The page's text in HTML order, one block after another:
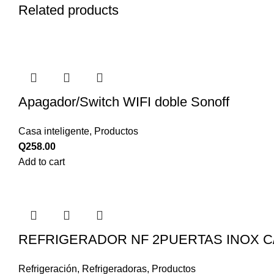
Related products
Apagador/Switch WIFI doble Sonoff
Casa inteligente, Productos
Q258.00
Add to cart
REFRIGERADOR NF 2PUERTAS INOX
Refrigeración, Refrigeradoras, Productos